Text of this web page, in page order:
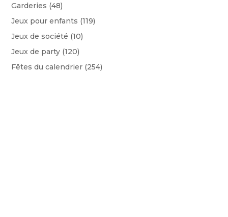
Garderies (48)
Jeux pour enfants (119)
Jeux de société (10)
Jeux de party (120)
Fêtes du calendrier (254)